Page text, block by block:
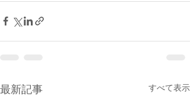
最新記事 すべて表示